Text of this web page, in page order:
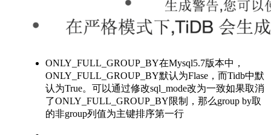
ONLY_FULL_GROUP_BY在Mysql5.7版本中，
ONLY_FULL_GROUP_BY默认为Flase，而Tidb中默
认为True。可以通过修改sql_mode改为一致如果取消
了ONLY_FULL_GROUP_BY限制，那么group by取
的非group列值为主键排序第一行